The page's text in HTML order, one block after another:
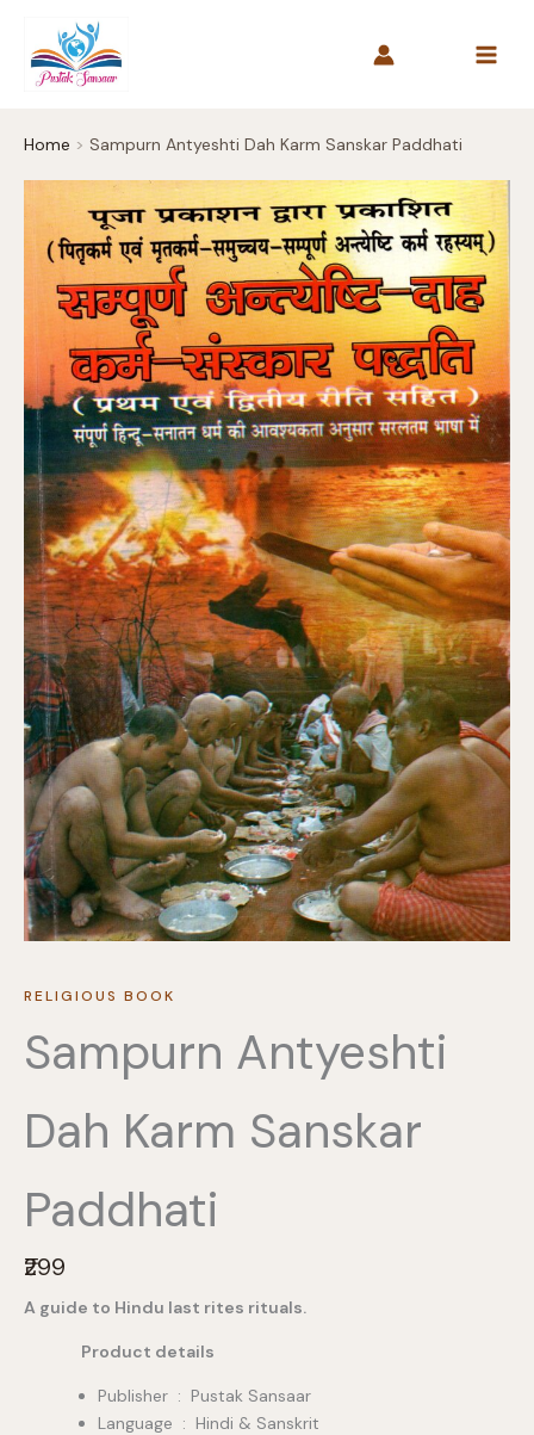
content
Home Sampurn Antyeshti Dah Karm Sanskar Paddhati
RELIGIOUS BOOK
Sampurn Antyeshti
Dah Karm Sanskar
Paddhati
N
o
₹299
A guide to Hindu last rites rituals.
Product details
Publisher ‏ : ‎ Pustak Sansaar
Language : Hindi & Sanskrit